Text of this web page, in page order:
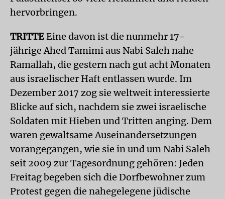
hervorbringen.
TRITTEEine davon ist die nunmehr 17-
jährige Ahed Tamimi aus Nabi Saleh nahe
Ramallah, die gestern nach gut acht Monaten
aus israelischer Haft entlassen wurde. Im
Dezember 2017 zog sie weltweit interessierte
Blicke auf sich, nachdem sie zwei israelische
Soldaten mit Hieben und Tritten anging. Dem
waren gewaltsame Auseinandersetzungen
vorangegangen, wie sie in und um Nabi Saleh
seit 2009 zur Tagesordnung gehören: Jeden
Freitag begeben sich die Dorfbewohner zum
Protest gegen die nahegelegene jüdische